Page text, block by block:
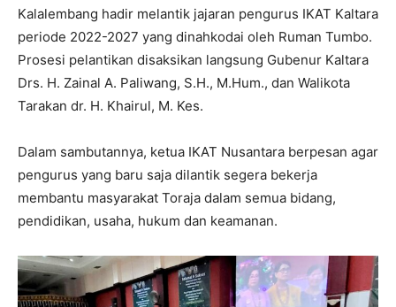
Kalalembang hadir melantik jajaran pengurus IKAT Kaltara
periode 2022-2027 yang dinahkodai oleh Ruman Tumbo.
Prosesi pelantikan disaksikan langsung Gubenur Kaltara
Drs. H. Zainal A. Paliwang, S.H., M.Hum., dan Walikota
Tarakan dr. H. Khairul, M. Kes.
Dalam sambutannya, ketua IKAT Nusantara berpesan agar
pengurus yang baru saja dilantik segera bekerja
membantu masyarakat Toraja dalam semua bidang,
pendidikan, usaha, hukum dan keamanan.